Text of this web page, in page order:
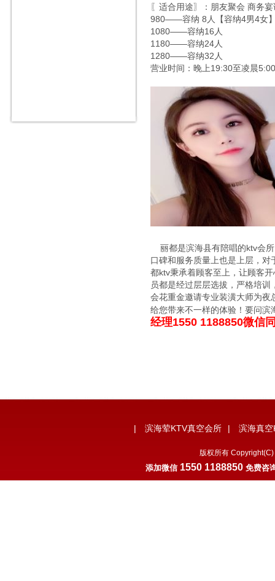
〖适合用途〗：朋友聚会 商务宴
980——容纳 8人【容纳4男4女
1080——容纳16人
1180——容纳24人
1280——容纳32人
营业时间：晚上19:30至凌晨5:00
丽都是滨海县有陪唱的ktv会
口碑和服务质量上也是上层，
都ktv秉承着顾客至上，让顾客
员都是经过层层选拔，严格培
会花重金邀请专业装潢大师为
给您带来不一样的体验！要问
经理1550 1188850微信
| 滨海荤KTV真空会所 | 滨海真
版权所有
添加微信 1550 1188850 免费咨